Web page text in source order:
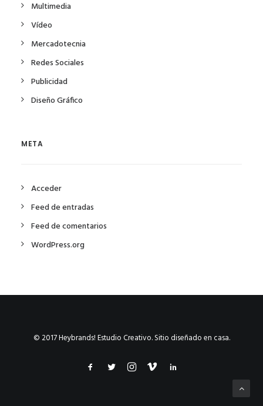
Multimedia
Vídeo
Mercadotecnia
Redes Sociales
Publicidad
Diseño Gráfico
META
Acceder
Feed de entradas
Feed de comentarios
WordPress.org
© 2017 Heybrands! Estudio Creativo. Sitio diseñado en casa.